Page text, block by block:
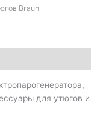
Braun
для утюгов и